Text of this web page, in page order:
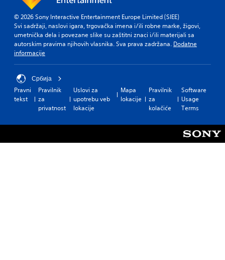
© 2026 Sony Interactive Entertainment Europe Limited (SIEE)
Svi sadržaji, naslovi igara, trgovačka imena i/ili robne marke, žigovi,
umetnička dela i povezane slike su zaštitni znaci i/ili materijali sa
autorskim pravima njihovih vlasnika. Sva prava zadržana. Dodatne
informacije
Србија
Pravni
tekst
Pravilnik
za
privatnost
Uslovi za
upotrebu veb
lokacije
Mapa
lokacije
Pravilnik
za
kolačiće
Software
Usage
Terms